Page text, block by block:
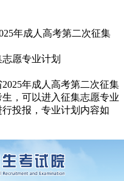
年成人高考第二次征集
愿专业计划
年成人高考第二次征集
，可以进入征集志愿专业
投报，专业计划内容如